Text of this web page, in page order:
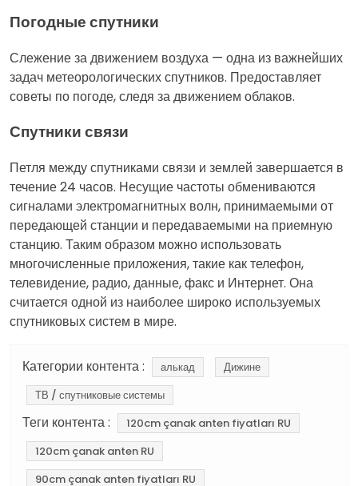
Погодные спутники
Слежение за движением воздуха — одна из важнейших
задач метеорологических спутников. Предоставляет
советы по погоде, следя за движением облаков.
Спутники связи
Петля между спутниками связи и землей завершается в
течение 24 часов. Несущие частоты обмениваются
сигналами электромагнитных волн, принимаемыми от
передающей станции и передаваемыми на приемную
станцию. Таким образом можно использовать
многочисленные приложения, такие как телефон,
телевидение, радио, данные, факс и Интернет. Она
считается одной из наиболее широко используемых
спутниковых систем в мире.
Категории контента : алькад
Дижине
ТВ / спутниковые системы
Теги контента :
120cm çanak anten fiyatları RU
120cm çanak anten RU
90cm çanak anten fiyatları RU